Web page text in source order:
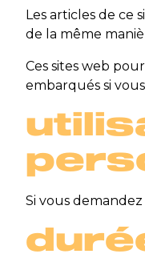
Les articles de ce
de la même
Ces sites web
embarqués si
Si vous